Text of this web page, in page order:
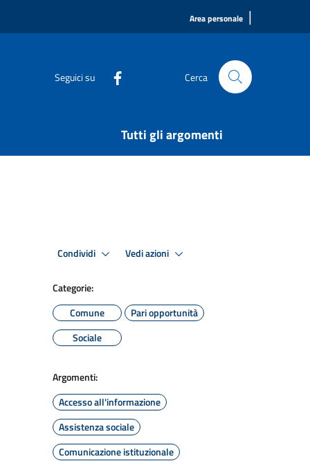
Area personale |
Seguici su Cerca
Tutti gli argomenti
Condividi Vedi azioni
Categorie:
Comune
Pari opportunità
Sociale
Argomenti:
Accesso all'informazione
Assistenza sociale
Comunicazione istituzionale